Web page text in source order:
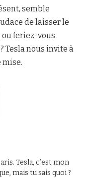
semble
de laisser le
feriez-vous
Tesla nous invite à
mise.
Tesla, c’est mon
mais tu sais quoi ?